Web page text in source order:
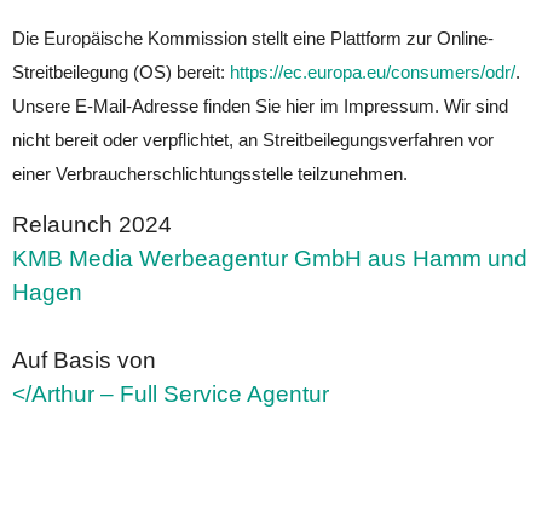
Die Europäische Kommission stellt eine Plattform zur Online-
Streitbeilegung (OS) bereit: https://ec.europa.eu/consumers/odr/.
Unsere E-Mail-Adresse finden Sie hier im Impressum. Wir sind
nicht bereit oder verpflichtet, an Streitbeilegungsverfahren vor
einer Verbraucherschlichtungsstelle teilzunehmen.
Relaunch 2024
KMB Media Werbeagentur GmbH aus Hamm und
Hagen
Auf Basis von
</Arthur – Full Service Agentur